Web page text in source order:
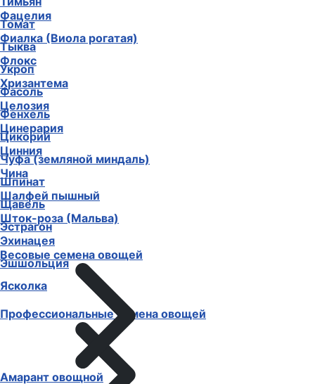
Фацелия
Фиалка (Виола рогатая)
Флокс
Хризантема
Целозия
Цинерария
Цинния
Чина
Шалфей пышный
Шток-роза (Мальва)
Эхинацея
Эшшольция
Ясколка
Профессиональные семена овощей
Томат
Тыква
Укроп
Фасоль
Фенхель
Цикорий
Чуфа (земляной миндаль)
Шпинат
Щавель
Эстрагон
Весовые семена овощей
Амарант овощной